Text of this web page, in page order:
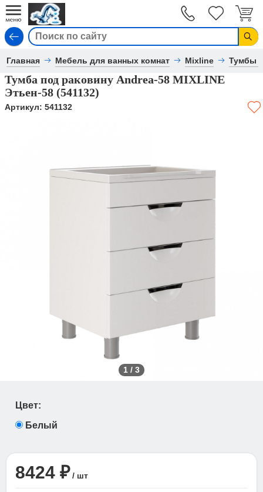
Главная Мебель для ванных комнат Mixline Тумбы
Тумба под раковину Andrea-58 MIXLINE
Этьен-58 (541132)
Артикул: 541132
1 / 3
Цвет:
Белый
8424 ₽ / шт